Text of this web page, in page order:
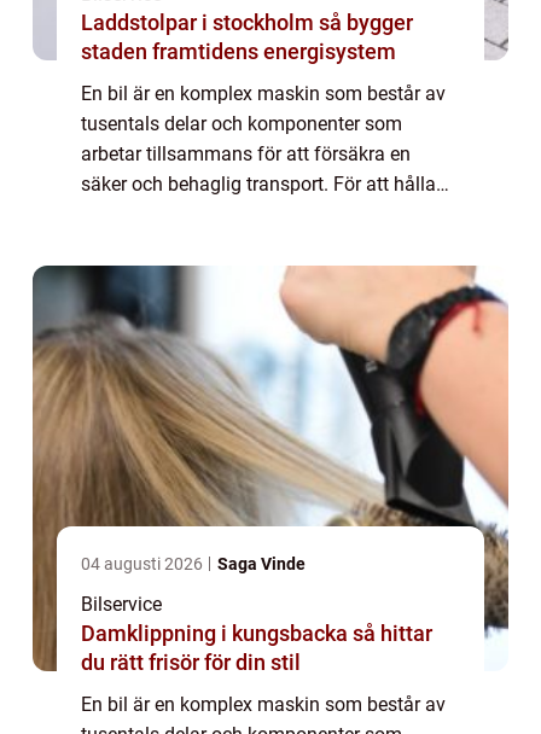
Laddstolpar i stockholm så bygger
staden framtidens energisystem
En bil är en komplex maskin som består av
tusentals delar och komponenter som
arbetar tillsammans för att försäkra en
säker och behaglig transport. För att hålla
04 augusti 2026 Saga Vinde
Bilservice
Damklippning i kungsbacka så hittar
du rätt frisör för din stil
En bil är en komplex maskin som består av